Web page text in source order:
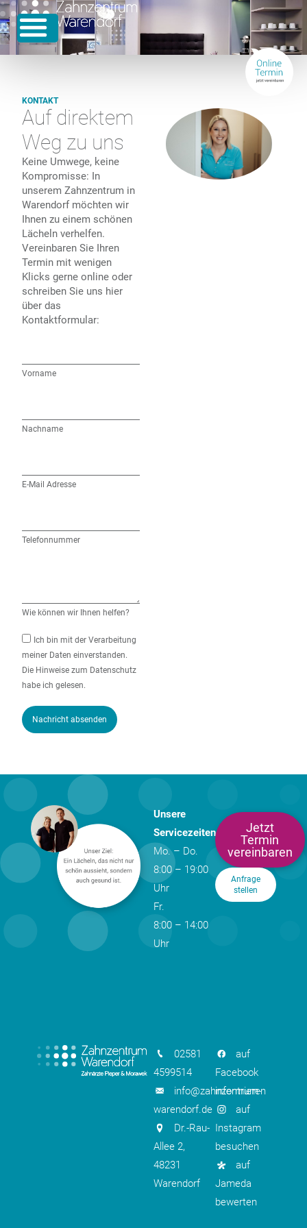
KONTAKT
Auf direktem
Weg zu uns
Keine Umwege, keine
Kompromisse: In
unserem Zahnzentrum in
Warendorf möchten wir
Ihnen zu einem schönen
Lächeln verhelfen.
Vereinbaren Sie Ihren
Termin mit wenigen
Klicks gerne online oder
schreiben Sie uns hier
über das
Kontaktformular:
Vorname
Nachname
E-Mail Adresse
Telefonnummer
Wie können wir Ihnen helfen?
Ich bin mit der Verarbeitung
meiner Daten einverstanden.
Die Hinweise zum Datenschutz
habe ich gelesen.
Nachricht absenden
Unsere
Servicezeiten
Mo. – Do.
8:00 – 19:00
Uhr
Fr.
8:00 – 14:00
Uhr
Jetzt
Termin
vereinbaren
Anfrage
stellen
02581
4599514
info@zahnzentrum-
warendorf.de
Dr.-Rau-
Allee 2,
48231
Warendorf
auf
Facebook
informieren
auf
Instagram
besuchen
auf
Jameda
bewerten